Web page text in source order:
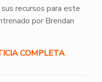
recursos para este
por Brendan
COMPLETA